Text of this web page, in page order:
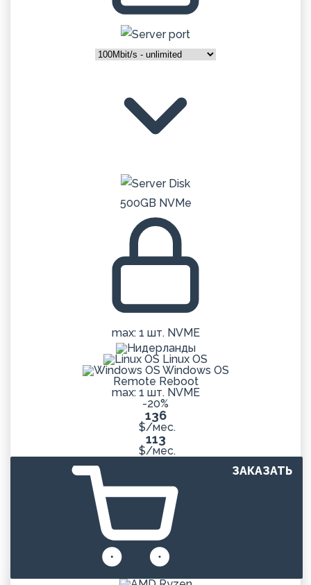
500GB NVMe
max: 1 шт. NVME
Linux OS
Windows OS
Remote Reboot
max: 1 шт. NVME
-20%
136
$/мес.
113
$/мес.
ЗАКАЗАТЬ